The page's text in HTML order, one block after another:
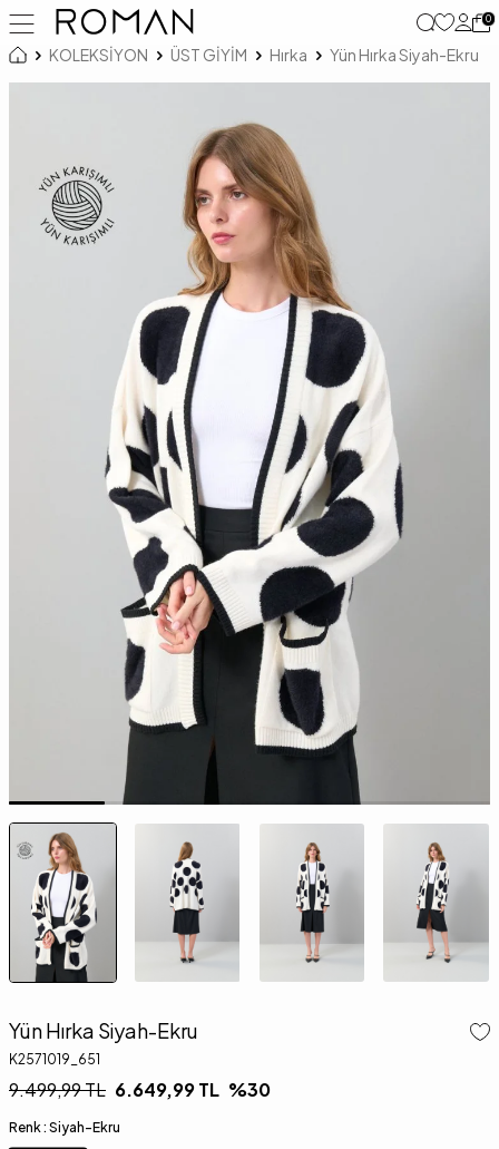
0
KOLEKSİYON ÜST GİYİM Hırka Yün Hırka Siyah-Ekru
Yün Hırka Siyah-Ekru
K2571019_651
9.499,99TL 6.649,99TL %30
Renk : Siyah-Ekru